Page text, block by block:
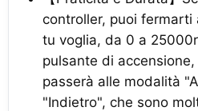
controller, puoi fermarti
tu voglia, da 0 a
pulsante di
passerà alle modalità
"Indietro", che sono